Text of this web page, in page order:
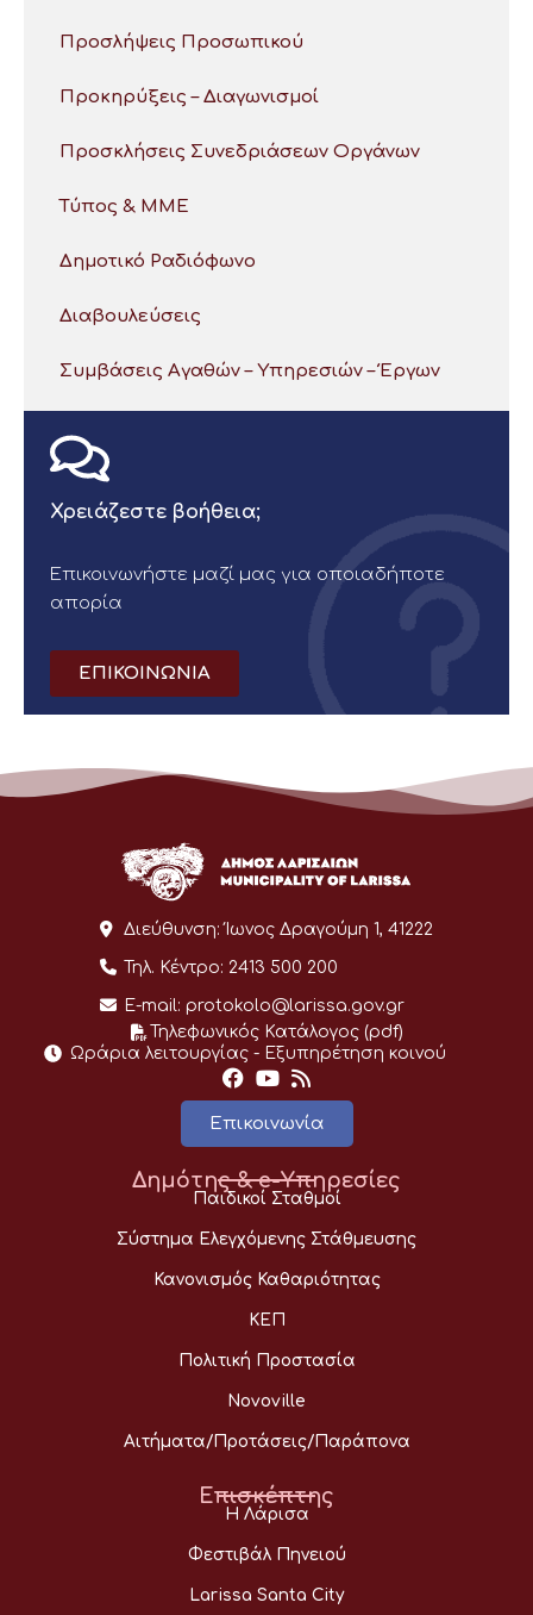
Προσλήψεις Προσωπικού
Προκηρύξεις – Διαγωνισμοί
Προσκλήσεις Συνεδριάσεων Οργάνων
Τύπος & ΜΜΕ
Δημοτικό Ραδιόφωνο
Διαβουλεύσεις
Συμβάσεις Αγαθών – Υπηρεσιών – Έργων
Χρειάζεστε βοήθεια;
Επικοινωνήστε μαζί μας για οποιαδήποτε
απορία
ΕΠΙΚΟΙΝΩΝΙΑ
Διεύθυνση: Ίωνος Δραγούμη 1, 41222
Τηλ. Κέντρο: 2413 500 200
E-mail: protokolo@larissa.gov.gr
Τηλεφωνικός Κατάλογος (pdf)
Ωράρια λειτουργίας - Eξυπηρέτηση κοινού
Επικοινωνία
Δημότης & e-Υπηρεσίες
Παιδικοί Σταθμοί
Σύστημα Ελεγχόμενης Στάθμευσης
Κανονισμός Καθαριότητας
ΚΕΠ
Πολιτική Προστασία
Novoville
Αιτήματα/Προτάσεις/Παράπονα
Επισκέπτης
Η Λάρισα
Φεστιβάλ Πηνειού
Larissa Santa City